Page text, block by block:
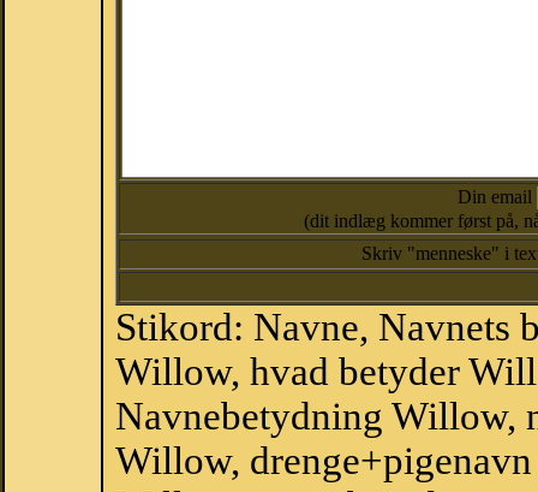
Din email
(dit indlæg kommer først på,
Skriv "menneske" i
Stikord: Navne, Navnets
Willow, hvad betyder
Navnebetydning Willow,
Willow,